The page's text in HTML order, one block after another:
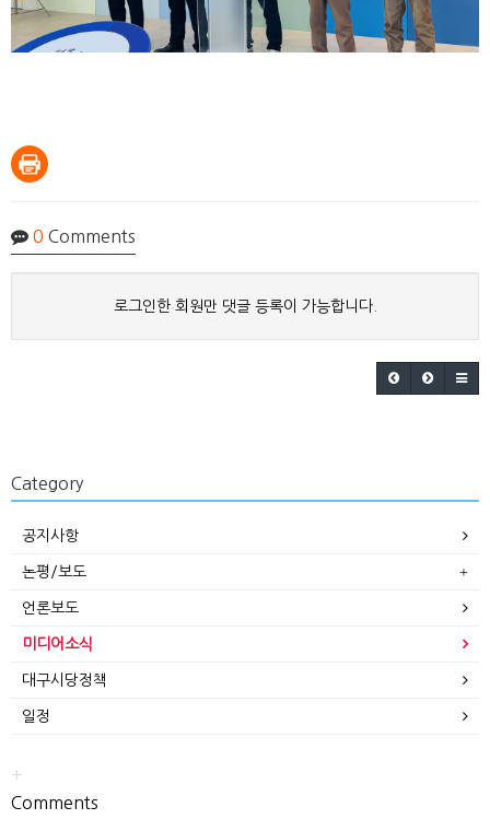
0 Comments
로그인한 회원만 댓글 등록이 가능합니다.
Category
공지사항
논평/보도
언론보도
미디어소식
대구시당정책
일정
+
Comments